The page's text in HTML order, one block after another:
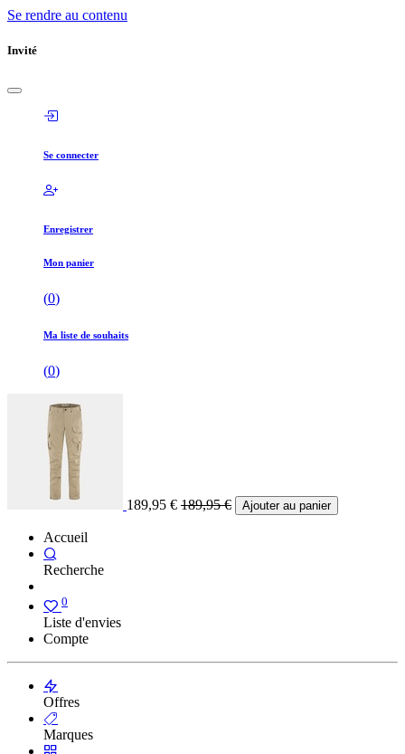
Se rendre au contenu
Invité
Se connecter
Enregistrer
Mon panier
(0)
Ma liste de souhaits
(0)
189,95 € 189,95€ Ajouter au panier
Accueil
Recherche
0
Liste d'envies
Compte
Offres
Marques